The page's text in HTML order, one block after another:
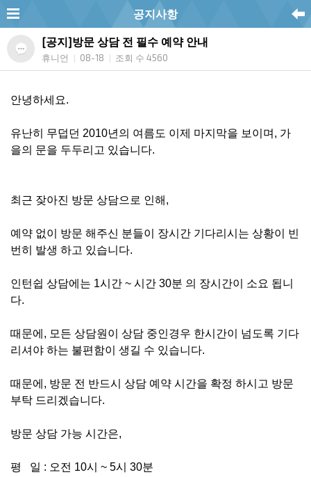
공지사항
[공지]방문 상담 전 필수 예약 안내
휴니언 08-18 조회 수 4560
안녕하세요.
유난히 무덥던 2010년의 여름도 이제 마지막을 보이며, 가
을의 문을 두두리고 있습니다.
최근 잦아진 방문 상담으로 인해,
예약 없이 방문 해주신 분들이 장시간 기다리시는 상황이 빈
번히 발생 하고 있습니다.
인턴쉽 상담에는 1시간 ~ 시간 30분 의 장시간이 소요 됩니
다.
때문에, 모든 상담원이 상담 중인경우 한시간이 넘도록 기다
리셔야 하는 불편함이 생길 수 있습니다.
때문에, 방문 전 반드시 상담 예약 시간을 확정 하시고 방문
부탁 드리겠습니다.
방문 상담 가능 시간은,
평 일 : 오전 10시 ~ 5시 30분